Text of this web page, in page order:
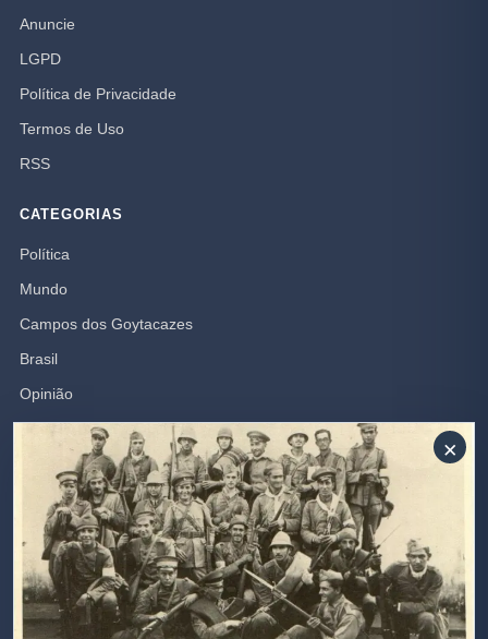
Anuncie
LGPD
Política de Privacidade
Termos de Uso
RSS
CATEGORIAS
Política
Mundo
Campos dos Goytacazes
Brasil
Opinião
Polícia
Rio de Janeiro
SIGA-NOS
×